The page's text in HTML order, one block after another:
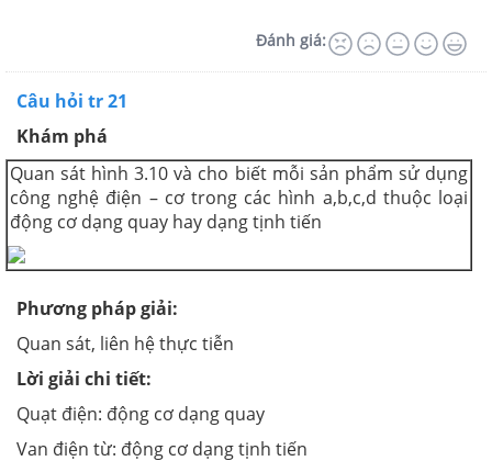
Đánh giá:
Câu hỏi tr 21
Khám phá
Quan sát hình 3.10 và cho biết mỗi sản phẩm sử dụng
công nghệ điện – cơ trong các hình a,b,c,d thuộc loại
động cơ dạng quay hay dạng tịnh tiến
Phương pháp giải:
Quan sát, liên hệ thực tiễn
Lời giải chi tiết:
Quạt điện: động cơ dạng quay
Van điện từ: động cơ dạng tịnh tiến